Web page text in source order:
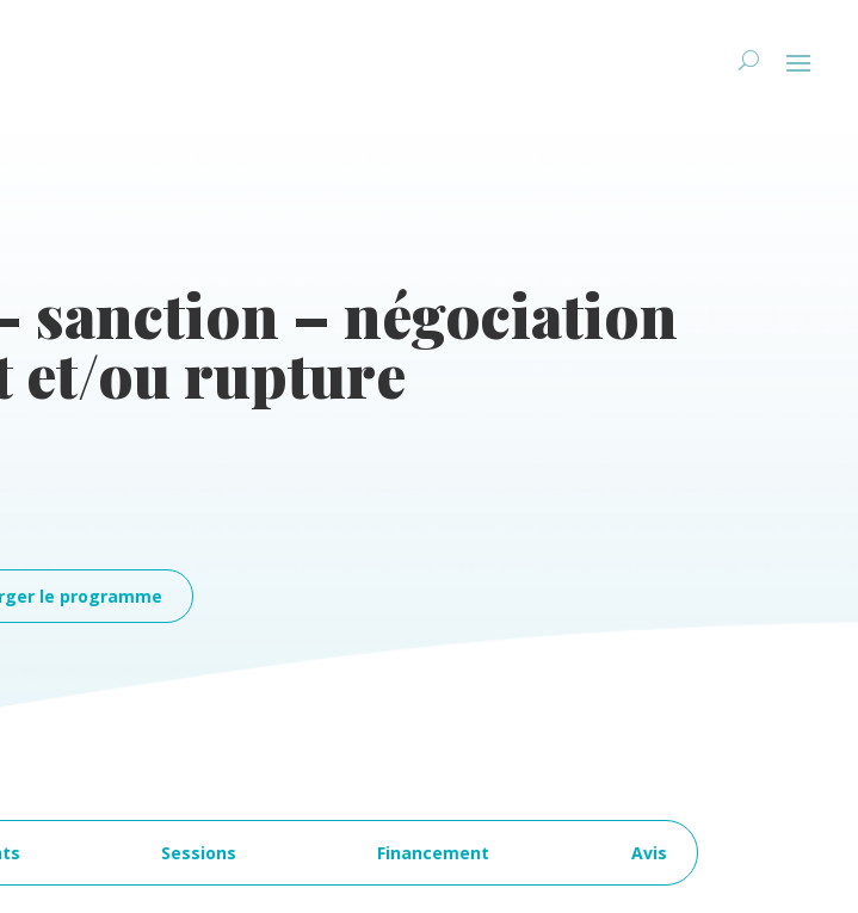
sanction – négociation
et/ou rupture
le programme
Sessions Financement Avis